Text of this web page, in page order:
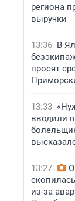
региона
выручки
13:36 В
просят
13:33
вводили
13:27
из-за